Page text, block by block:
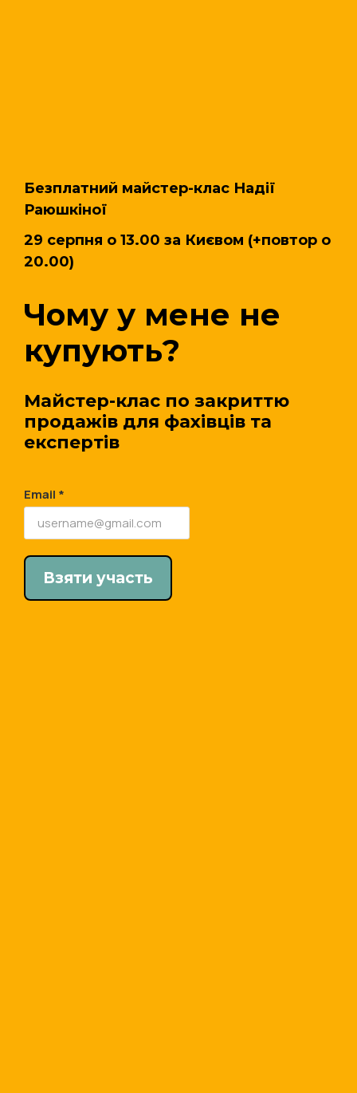
Безплатний майстер-клас Надії
Раюшкіної
29 серпня о 13.00 за Києвом (+повтор о
20.00)
Чому у мене не
купують?
Майстер-клас по закриттю
продажів для фахівців та
експертів
Email *
Взяти участь